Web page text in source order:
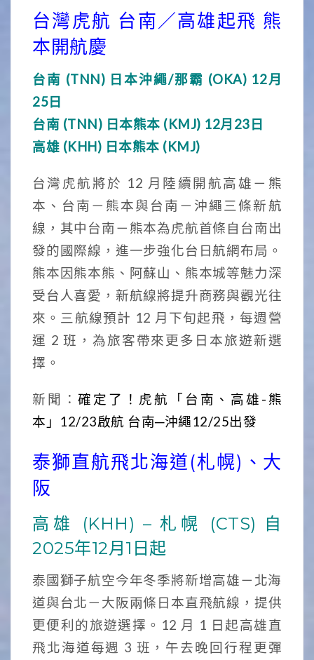
台灣虎航 台南／高雄起飛 熊
本開航慶
台南 (TNN) 日本沖繩/那霸 (OKA) 12月
25日
台南 (TNN) 日本熊本 (KMJ) 12月23日
高雄 (KHH) 日本熊本 (KMJ)
台灣虎航將於 12 月陸續開航高雄－熊
本、台南－熊本與台南－沖繩三條新航
線，其中台南－熊本為虎航首條自台南出
發的國際線，進一步強化台日航網布局。
熊本因熊本熊、阿蘇山、熊本城等魅力深
受台人喜愛，新航線將提升商務與觀光往
來。三航線預計 12 月下旬起飛，每週營
運 2 班，為旅客帶來更多日本旅遊新選
擇。
新聞：確定了！虎航「台南、高雄-熊
本」12/23啟航 台南─沖繩12/25出發
泰獅直航飛北海道(札幌)、大
阪
高雄 (KHH) – 札幌 (CTS) 自
2025年12月1日起
泰國獅子航空今年冬季將新增高雄－北海
道與台北－大阪兩條日本直飛航線，提供
更便利的旅遊選擇。12 月 1 日起高雄直
飛北海道每週 3 班，午去晚回行程更彈